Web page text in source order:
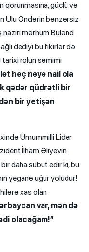
qorunmasına, güclü və
Ulu Öndərin bənzərsiz
naziri mərhum Bülənd
dediyi bu fikirlər də
tarixi rolun səmimi
heç nəyə nail ola
qədər qüdrətli bir
bir yetişən
Ümummilli Lider
İlham Əliyevin
daha sübut edir ki, bu
yeganə uğur yoludur!
xas olan
var, mən də
olacağam!”